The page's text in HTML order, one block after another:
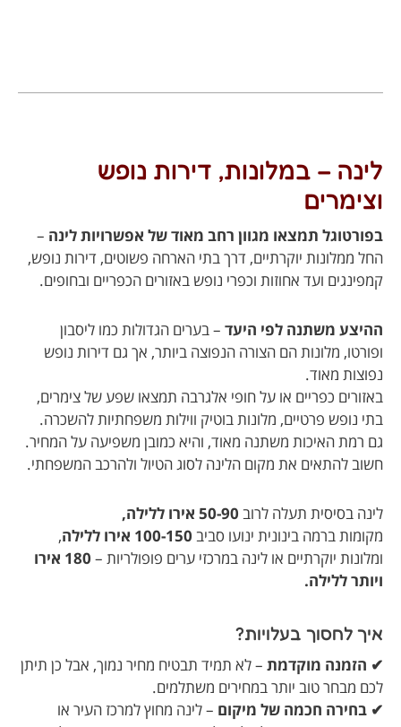
לינה – במלונות, דירות נופש
וצימרים
בפורטוגל תמצאו מגוון רחב מאוד של אפשרויות לינה –
החל ממלונות יוקרתיים, דרך בתי הארחה פשוטים, דירות נופש,
קמפינגים ועד אחוזות וכפרי נופש באזורים הכפריים ובחופים.
ההיצע משתנה לפי היעד – בערים הגדולות כמו ליסבון
ופורטו, מלונות הם הצורה הנפוצה ביותר, אך גם דירות נופש
נפוצות מאוד.
באזורים כפריים או על חופי אלגרבה תמצאו שפע של צימרים,
בתי נופש פרטיים, מלונות בוטיק ווילות משפחתיות להשכרה.
גם רמת האיכות משתנה מאוד, והיא כמובן משפיעה על המחיר.
חשוב להתאים את מקום הלינה לסוג הטיול ולהרכב המשפחתי.
לינה בסיסית תעלה לרוב
מקומות ברמה בינונית ינועו סביב 100-150 אירו ללילה
,
ומלונות יוקרתיים או לינה במרכזי ערים פופולריות –
180 אירו
ויותר ללילה.
איך לחסוך בעלויות?
✔ הזמנה מוקדמת – לא תמיד תבטיח מחיר נמוך, אבל כן תיתן
לכם מבחר טוב יותר במחירים משתלמים.
✔ בחירה חכמה של מיקום – לינה מחוץ למרכז העיר או